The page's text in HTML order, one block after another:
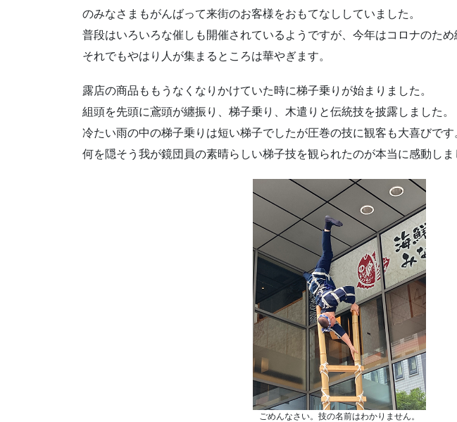
のみなさまもがんばって来街のお客様をおもてなししていました。
普段はいろいろな催しも開催されているようですが、今年はコロナのため
それでもやはり人が集まるところは華やぎます。
露店の商品ももうなくなりかけていた時に梯子乗りが始まりました。
組頭を先頭に鳶頭が纏振り、梯子乗り、木遣りと伝統技を披露しました。
冷たい雨の中の梯子乗りは短い梯子でしたが圧巻の技に観客も大喜びです
何を隠そう我が鏡団員の素晴らしい梯子技を観られたのが本当に感動しま
ごめんなさい。技の名前はわかりません。